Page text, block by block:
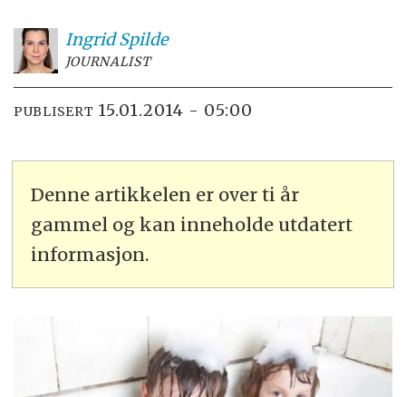
Ingrid Spilde
JOURNALIST
PUBLISERT 15.01.2014 - 05:00
Denne artikkelen er over ti år
gammel og kan inneholde utdatert
informasjon.